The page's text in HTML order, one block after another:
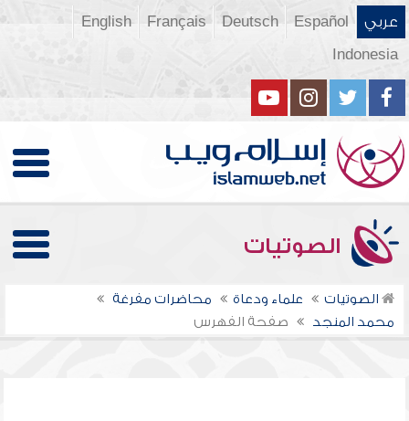
عربي Español
Deutsch
Français
English
Indonesia
الصوتيات
الصوتيات علماء ودعاة
محاضرات مفرغة
محمد المنجد
صفحة الفهرس